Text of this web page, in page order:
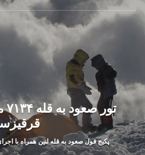
پکیج فول صعود به قله لنین همراه با